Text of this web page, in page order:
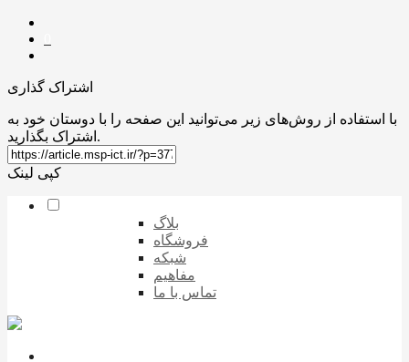
اشتراک گذاری
با استفاده از روش‌های زیر می‌توانید این صفحه را با دوستان خود به
اشتراک بگذارید.
کپی لینک
بلاگ
فروشگاه
شبکه
مفاهیم
تماس با ما